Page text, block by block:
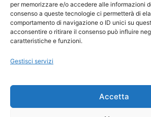
per memorizzare e/o accedere alle informazioni
consenso a queste tecnologie ci permetterà di
comportamento di navigazione o ID unici su
acconsentire o ritirare il consenso può influire
caratteristiche e funzioni.
Gestisci servizi
Accetta
Ora Esatta in Italia in questo
Ti Senti Strano Ultimamente?
la Risonanza di Schumann
Come Sapere Se Stai Ascendendo
Copyright 2026 NotiziePlus.com